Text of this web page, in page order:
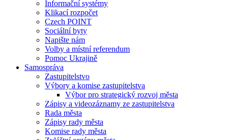
Informační systémy
Klikací rozpočet
Czech POINT
Sociální byty
Napište nám
Volby a místní referendum
Pomoc Ukrajině
Samospráva
Zastupitelstvo
Výbory a komise zastupitelstva
Výbor pro strategický rozvoj města
Zápisy a videozáznamy ze zastupitelstva
Rada města
Zápisy rady města
Komise rady města